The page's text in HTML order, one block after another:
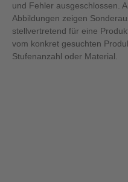
und Fehler ausgeschlossen.
Abbildungen zeigen
stellvertretend für eine
vom konkret gesuchten
Stufenanzahl oder Material.